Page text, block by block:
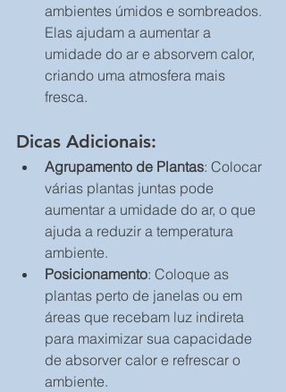
ambientes úmidos e sombreados.
Elas ajudam a aumentar a
umidade do ar e absorvem calor,
criando uma atmosfera mais
fresca.
Dicas Adicionais:
Agrupamento de Plantas: Colocar
várias plantas juntas pode
aumentar a umidade do ar, o que
ajuda a reduzir a temperatura
ambiente.
Posicionamento: Coloque as
plantas perto de janelas ou em
áreas que recebam luz indireta
para maximizar sua capacidade
de absorver calor e refrescar o
ambiente.